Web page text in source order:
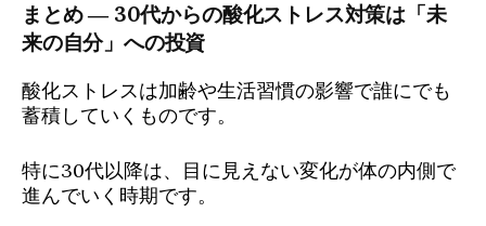
まとめ ― 30代からの酸化ストレス対策は「未
来の自分」への投資
酸化ストレスは加齢や生活習慣の影響で誰にでも
蓄積していくものです。
特に30代以降は、目に見えない変化が体の内側で
進んでいく時期です。